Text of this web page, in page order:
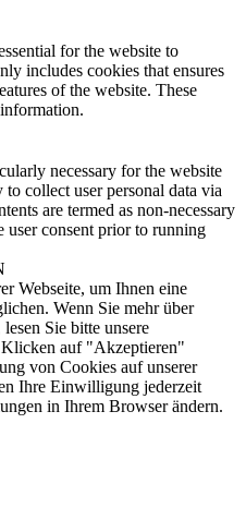
for the website to
includes cookies that ensures
of the website. These
necessary for the website
collect user personal data via
are termed as non-necessary
user consent prior to running
Webseite, um Ihnen eine
Wenn Sie mehr über
Sie bitte unsere
auf "Akzeptieren"
von Cookies auf unserer
Ihre Einwilligung jederzeit
in Ihrem Browser ändern.